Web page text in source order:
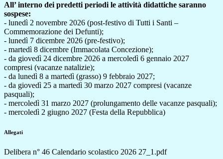
All’ interno dei predetti periodi le attività didattiche saranno
sospese:
- lunedì 2 novembre 2026 (post-festivo di Tutti i Santi –
Commemorazione dei Defunti);
- lunedì 7 dicembre 2026 (pre-festivo);
- martedì 8 dicembre (Immacolata Concezione);
- da giovedì 24 dicembre 2026 a mercoledì 6 gennaio 2027
compresi (vacanze natalizie);
- da lunedì 8 a martedì (grasso) 9 febbraio 2027;
- da giovedì 25 a martedì 30 marzo 2027 compresi (vacanze
pasquali);
- mercoledì 31 marzo 2027 (prolungamento delle vacanze pasquali);
- mercoledì 2 giugno 2027 (Festa della Repubblica)
Allegati
Delibera n° 46 Calendario scolastico 2026 27_1.pdf